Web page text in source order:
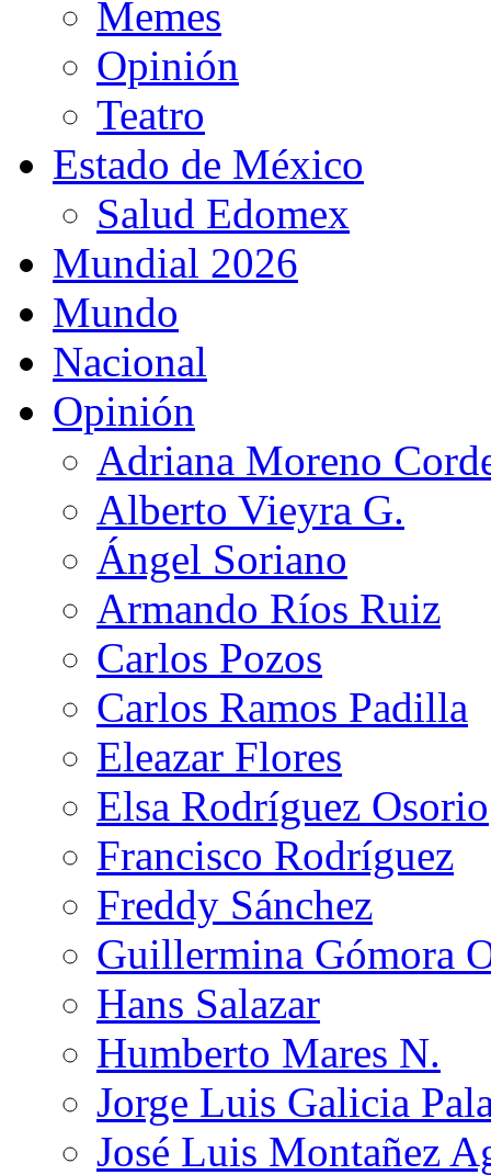
Memes
Opinión
Teatro
Estado de México
Salud Edomex
Mundial 2026
Mundo
Nacional
Opinión
Adriana Moreno
Alberto Vieyra G.
Ángel Soriano
Armando Ríos Ruiz
Carlos Pozos
Carlos Ramos Padilla
Eleazar Flores
Elsa Rodríguez Osorio
Francisco Rodríguez
Freddy Sánchez
Guillermina Gómora
Hans Salazar
Humberto Mares N.
Jorge Luis Galicia
José Luis Montañez